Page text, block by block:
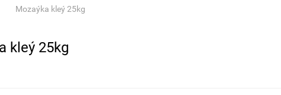
Mozaýka kleý 25kg
kleý 25kg